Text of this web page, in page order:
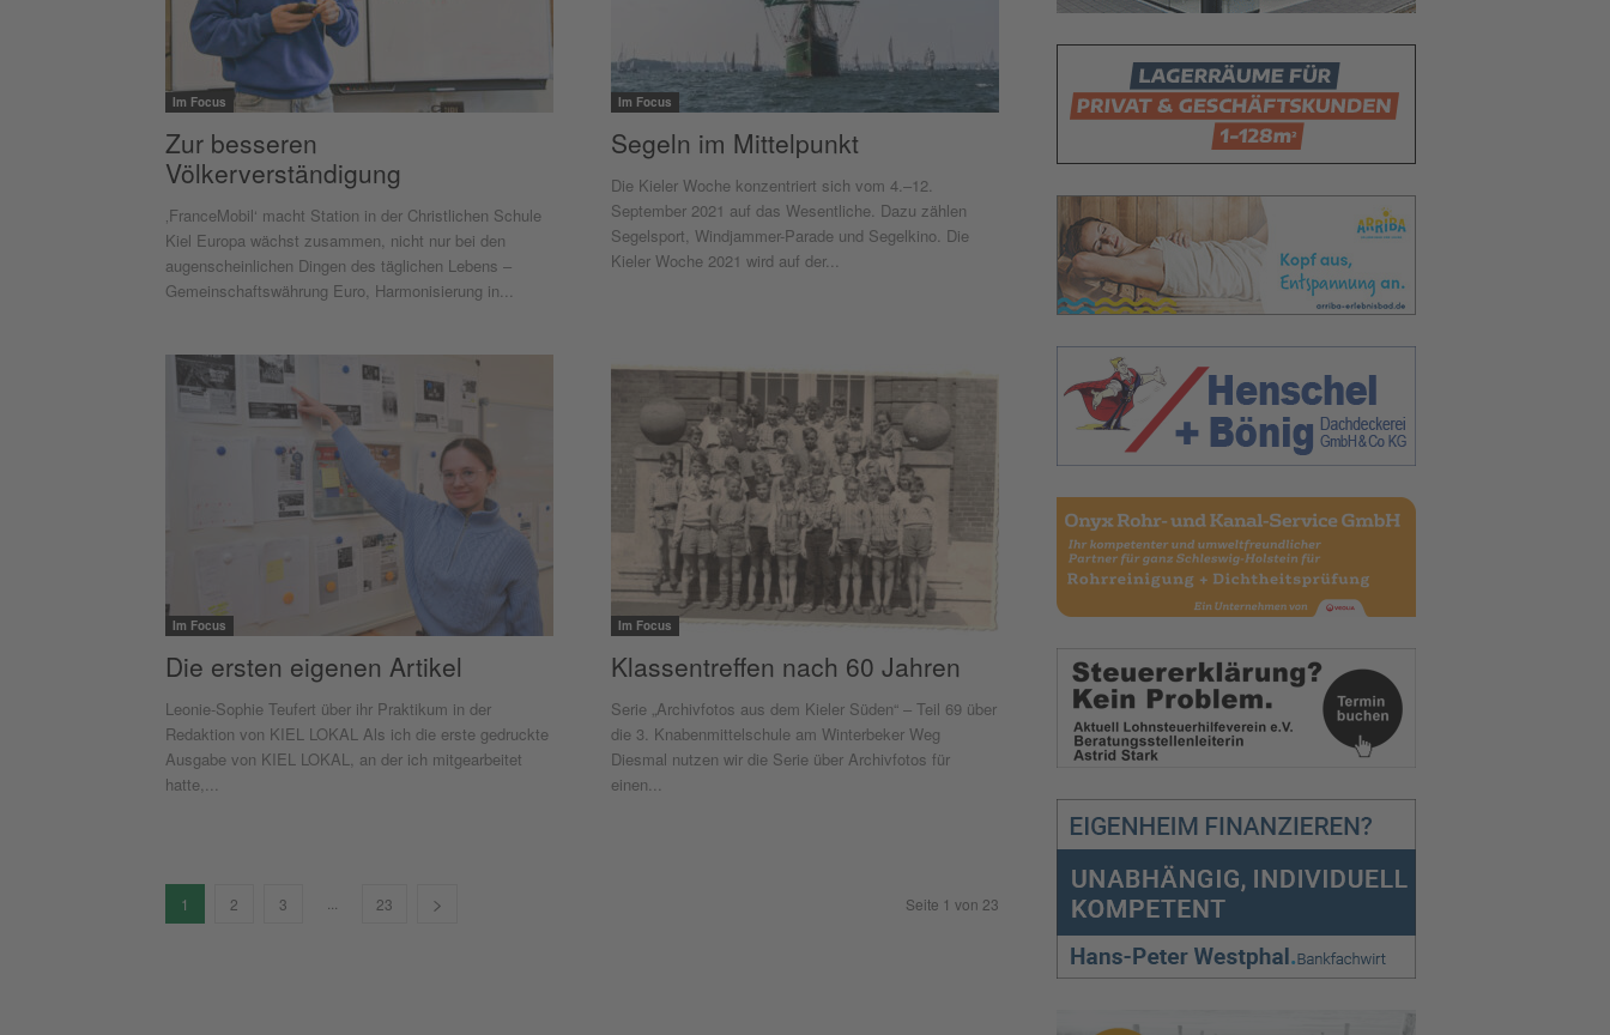
Im Focus
Zur besseren
Völkerverständigung
‚FranceMobil‘ macht Station in der Christlichen Schule
Kiel Europa wächst zusammen, nicht nur bei den
augenscheinlichen Dingen des täglichen Lebens –
Gemeinschaftswährung Euro, Harmonisierung in...
Im Focus
Segeln im Mittelpunkt
Die Kieler Woche konzentriert sich vom 4.–12.
September 2021 auf das Wesentliche. Dazu zählen
Segelsport, Windjammer-Parade und Segelkino. Die
Kieler Woche 2021 wird auf der...
Im Focus
Die ersten eigenen Artikel
Leonie-Sophie Teufert über ihr Praktikum in der
Redaktion von KIEL LOKAL Als ich die erste gedruckte
Ausgabe von KIEL LOKAL, an der ich mitgearbeitet
hatte,...
Im Focus
Klassentreffen nach 60 Jahren
Serie „Archivfotos aus dem Kieler Süden“ – Teil 69 über
die 3. Knabenmittelschule am Winterbeker Weg
Diesmal nutzen wir die Serie über Archivfotos für
einen...
1 2 3 23 Seite 1 von 23